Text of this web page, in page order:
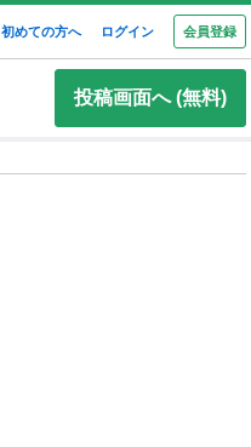
初めての方へ ログイン 会員登録
投稿画面へ (無料)